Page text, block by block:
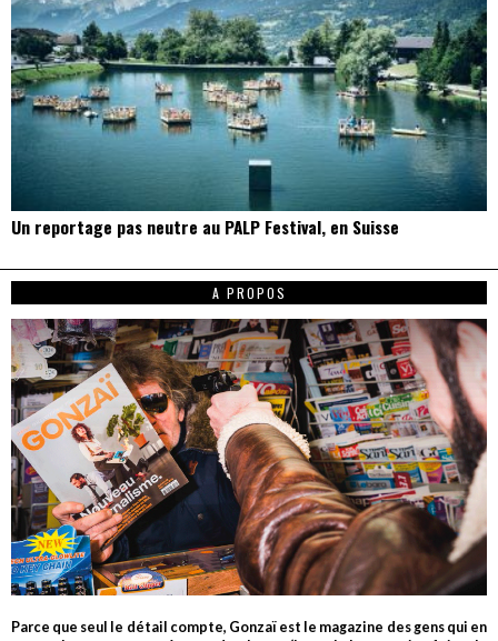
Un reportage pas neutre au PALP Festival, en Suisse
A PROPOS
Parce que seul le détail compte, Gonzaï est le magazine des gens qui en